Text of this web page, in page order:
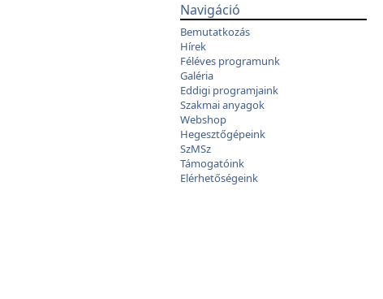
Navigáció
Bemutatkozás
Hírek
Féléves programunk
Galéria
Eddigi programjaink
Szakmai anyagok
Webshop
Hegesztőgépeink
SzMSz
Támogatóink
Elérhetőségeink